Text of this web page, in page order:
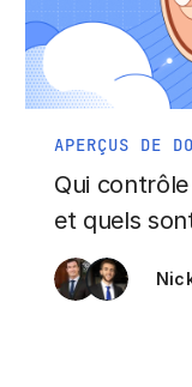
APERÇUS DE
Qui
et quels